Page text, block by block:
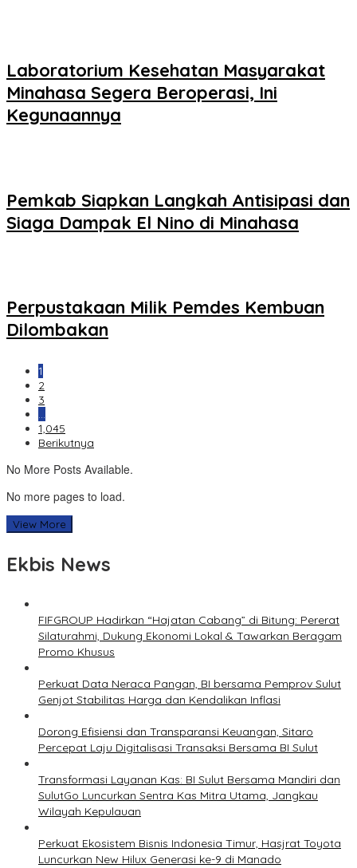
Laboratorium Kesehatan Masyarakat
Minahasa Segera Beroperasi, Ini
Kegunaannya
Pemkab Siapkan Langkah Antisipasi dan
Siaga Dampak El Nino di Minahasa
Perpustakaan Milik Pemdes Kembuan
Dilombakan
1
2
3
…
1,045
Berikutnya
No More Posts Available.
No more pages to load.
View More
Ekbis News
FIFGROUP Hadirkan “Hajatan Cabang” di Bitung: Pererat
Silaturahmi, Dukung Ekonomi Lokal & Tawarkan Beragam
Promo Khusus
Perkuat Data Neraca Pangan, BI bersama Pemprov Sulut
Genjot Stabilitas Harga dan Kendalikan Inflasi
Dorong Efisiensi dan Transparansi Keuangan, Sitaro
Percepat Laju Digitalisasi Transaksi Bersama BI Sulut
Transformasi Layanan Kas: BI Sulut Bersama Mandiri dan
SulutGo Luncurkan Sentra Kas Mitra Utama, Jangkau
Wilayah Kepulauan
Perkuat Ekosistem Bisnis Indonesia Timur, Hasjrat Toyota
Luncurkan New Hilux Generasi ke-9 di Manado